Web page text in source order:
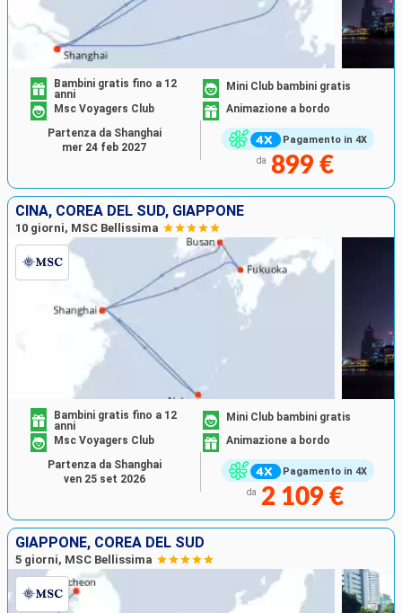
Pagamento in 4X
Bambini gratis fino a 12
anni
Mini Club bambini gratis
Msc Voyagers Club
Animazione a bordo
da 899 €
Partenza da Shanghai
mer 24 feb 2027
CINA, COREA DEL SUD, GIAPPONE
10 giorni, MSC Bellissima
Pagamento in 4X
Bambini gratis fino a 12
anni
Mini Club bambini gratis
Msc Voyagers Club
Animazione a bordo
da 2 109 €
Partenza da Shanghai
ven 25 set 2026
GIAPPONE, COREA DEL SUD
5 giorni, MSC Bellissima